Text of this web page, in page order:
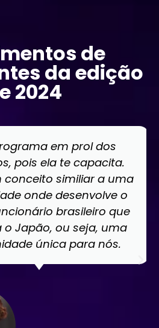
de
da edição
2024
em prol dos
pois ela te capacita.
similiar a uma
onde desenvolve o
brasileiro que
Japão, ou seja, uma
única para nós.